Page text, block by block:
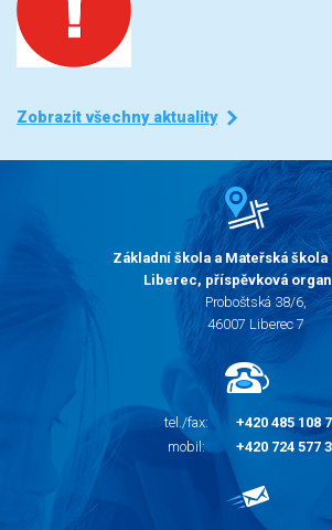
Zobrazit všechny aktuality
Základní škola a Mateřská
Liberec, příspěvková
Proboštská 38/6,
46007 Liberec 7
tel./fax:
+420 485 108
mobil:
+420 724 577